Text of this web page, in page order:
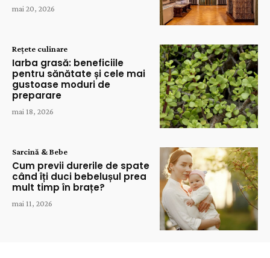
mai 20, 2026
Rețete culinare
Iarba grasă: beneficiile
pentru sănătate și cele mai
gustoase moduri de
preparare
mai 18, 2026
Sarcină & Bebe
Cum previi durerile de spate
când îți duci bebelușul prea
mult timp în brațe?
mai 11, 2026